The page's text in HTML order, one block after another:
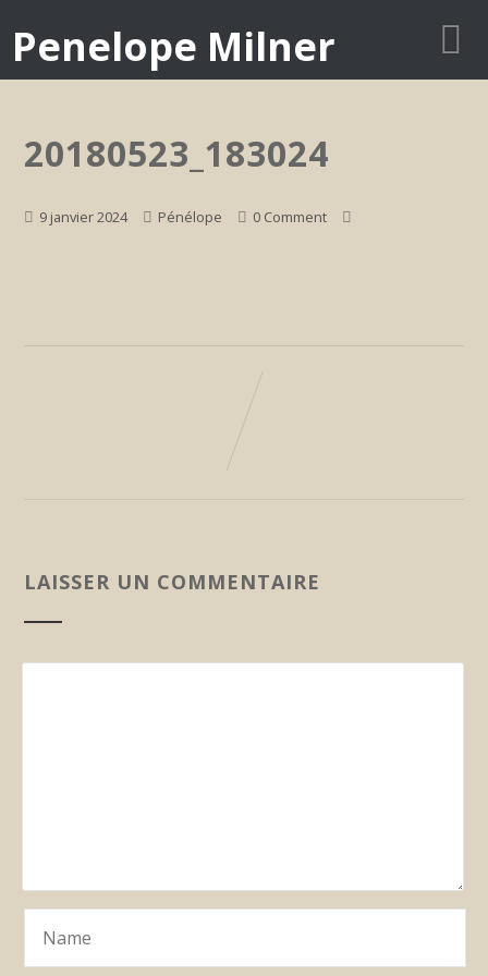
Penelope Milner
20180523_183024
9 janvier 2024 Pénélope 0 Comment
LAISSER UN COMMENTAIRE